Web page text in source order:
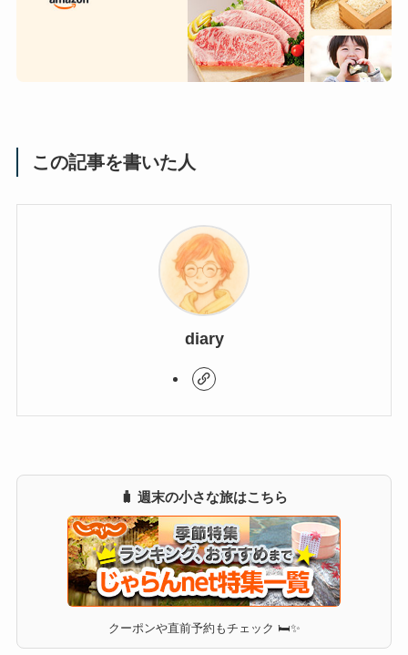
この記事を書いた人
diary
🧳 週末の小さな旅はこちら
クーポンや直前予約もチェック 🛏✨